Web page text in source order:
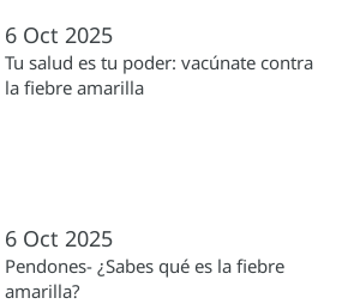
6 Oct 2025
Tu salud es tu poder: vacúnate contra
la fiebre amarilla
6 Oct 2025
Pendones- ¿Sabes qué es la fiebre
amarilla?